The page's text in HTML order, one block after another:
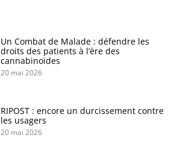
Un Combat de Malade : défendre les
droits des patients à l’ère des
cannabinoïdes
20 mai 2026
RIPOST : encore un durcissement contre
les usagers
20 mai 2026